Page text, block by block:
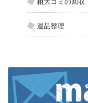
粗大ゴミの回収
遺品整理